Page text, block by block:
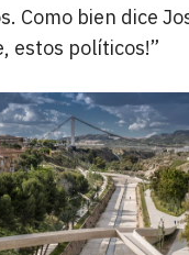
Como bien dice
estos políticos!”